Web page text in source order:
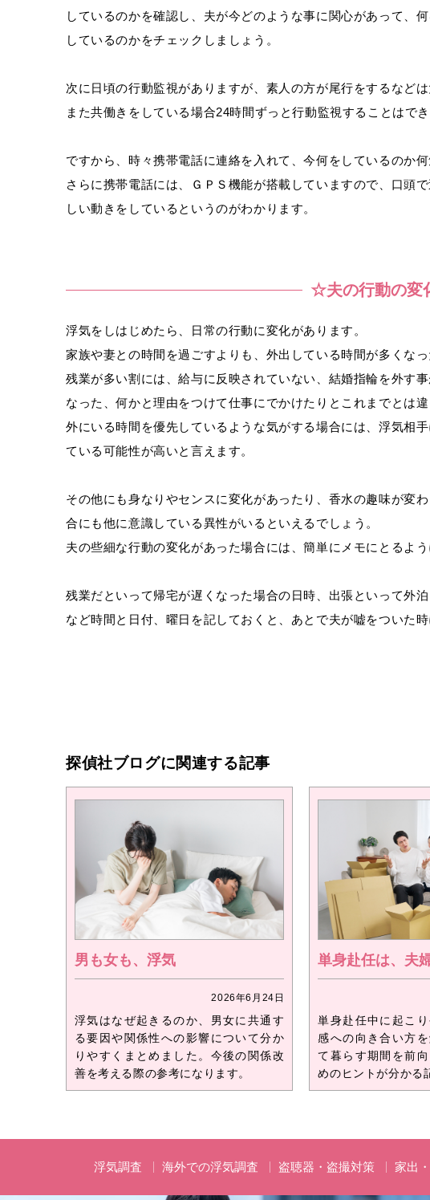
しているのかを確認し、夫が今どのような事に関心があって、何
しているのかをチェックしましょう。
次に日頃の行動監視がありますが、素人の方が尾行をするなどは
また共働きをしている場合24時間ずっと行動監視することはでき
ですから、時々携帯電話に連絡を入れて、今何をしているのか
さらに携帯電話には、ＧＰＳ機能が搭載していますので、口頭
しい動きをしているというのがわかります。
☆夫の行動の変
浮気をしはじめたら、日常の行動に変化があります。
家族や妻との時間を過ごすよりも、外出している時間が多くなっ
残業が多い割には、給与に反映されていない、結婚指輪を外す事
なった、何かと理由をつけて仕事にでかけたりとこれまでとは違
外にいる時間を優先しているような気がする場合には、浮気相手
ている可能性が高いと言えます。
その他にも身なりやセンスに変化があったり、香水の趣味が変
合にも他に意識している異性がいるといえるでしょう。
夫の些細な行動の変化があった場合には、簡単にメモにとるよう
残業だといって帰宅が遅くなった場合の日時、出張といって外
など時間と日付、曜日を記しておくと、あとで夫が嘘をついた
探偵社ブログに関連する記事
男も女も、浮気
2026年6月24日
浮気はなぜ起きるのか、男女に共通す
る要因や関係性への影響について分か
りやすくまとめました。今後の関係改
善を考える際の参考になります。
単身赴任は、夫
単身赴任中に起こ
感への向き合い方
て暮らす期間を前
めのヒントが分かる
浮気調査 海外での浮気調査 盗聴器・盗撮対策 家出